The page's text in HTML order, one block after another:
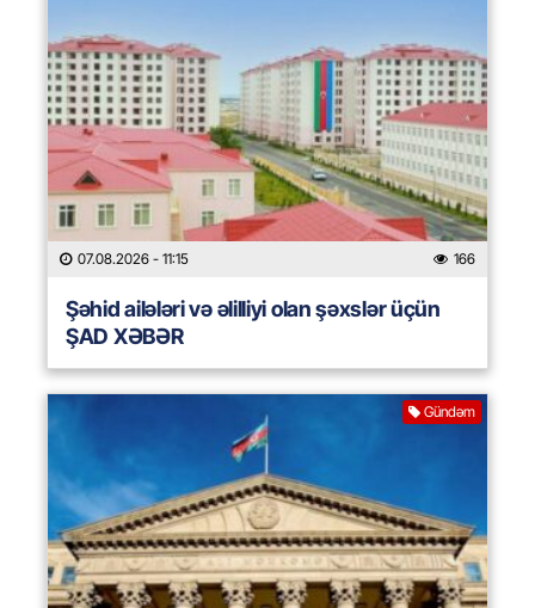
07.08.2026 - 11:15 166
Şəhid ailələri və əlilliyi olan şəxslər üçün
ŞAD XƏBƏR
Gündəm